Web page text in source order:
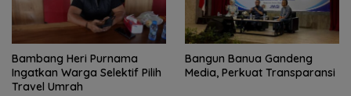
Bambang Heri Purnama
Ingatkan Warga Selektif Pilih
Travel Umrah
Bangun Banua Gandeng
Media, Perkuat Transparansi